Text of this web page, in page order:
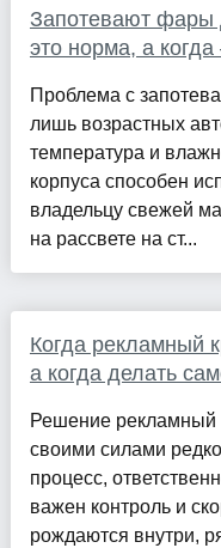
Запотевают фары
это норма, а
Проблема с
лишь возрастных
температура и
корпуса способен
владельцу свежей
на рассвете на ст...
Когда рекламный
а когда делать
Решение рекламный
своими силами
процесс,
важен контроль и
рождаются внутри,